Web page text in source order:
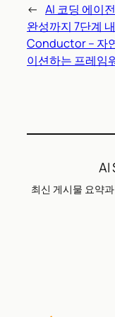
← AI 코딩 에이
완성까지 7단계
Conductor – 자
이션하는 프레임
AI
최신 게시물 요약